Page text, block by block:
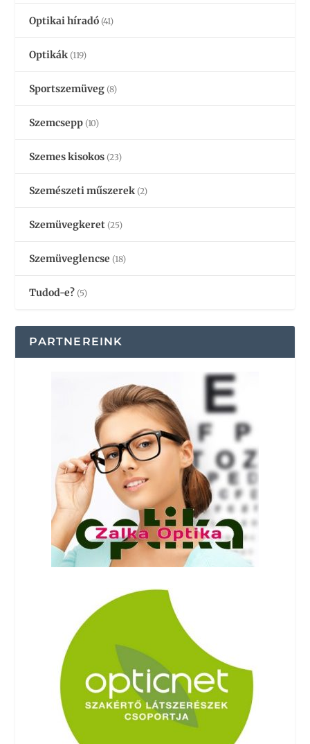
Optikai híradó (41)
Optikák (119)
Sportszemüveg (8)
Szemcsepp (10)
Szemes kisokos (23)
Szemészeti műszerek (2)
Szemüvegkeret (25)
Szemüveglencse (18)
Tudod-e? (5)
PARTNEREINK